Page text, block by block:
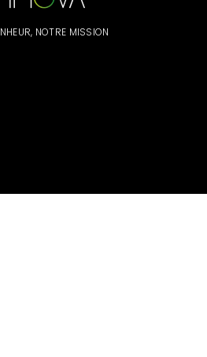
NOTRE MISSION